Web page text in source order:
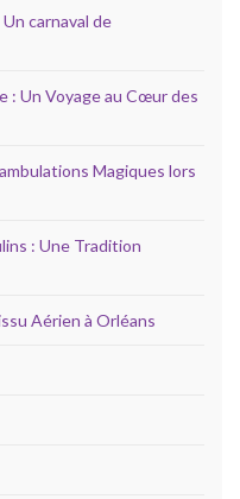
carnaval de
: Un Voyage au Cœur des
Magiques lors
: Une Tradition
Aérien à Orléans